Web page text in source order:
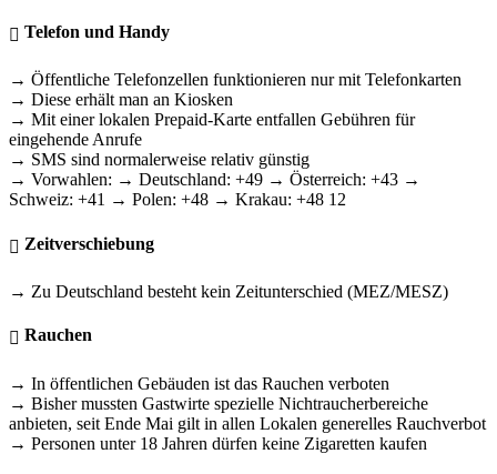
Telefon und Handy
→ Öffentliche Telefonzellen funktionieren nur mit Telefonkarten
→ Diese erhält man an Kiosken
→ Mit einer lokalen Prepaid-Karte entfallen Gebühren für
eingehende Anrufe
→ SMS sind normalerweise relativ günstig
→ Vorwahlen: → Deutschland: +49 → Österreich: +43 →
Schweiz: +41 → Polen: +48 → Krakau: +48 12
Zeitverschiebung
→ Zu Deutschland besteht kein Zeitunterschied (MEZ/MESZ)
Rauchen
→ In öffentlichen Gebäuden ist das Rauchen verboten
→ Bisher mussten Gastwirte spezielle Nichtraucherbereiche
anbieten, seit Ende Mai gilt in allen Lokalen generelles Rauchverbot
→ Personen unter 18 Jahren dürfen keine Zigaretten kaufen